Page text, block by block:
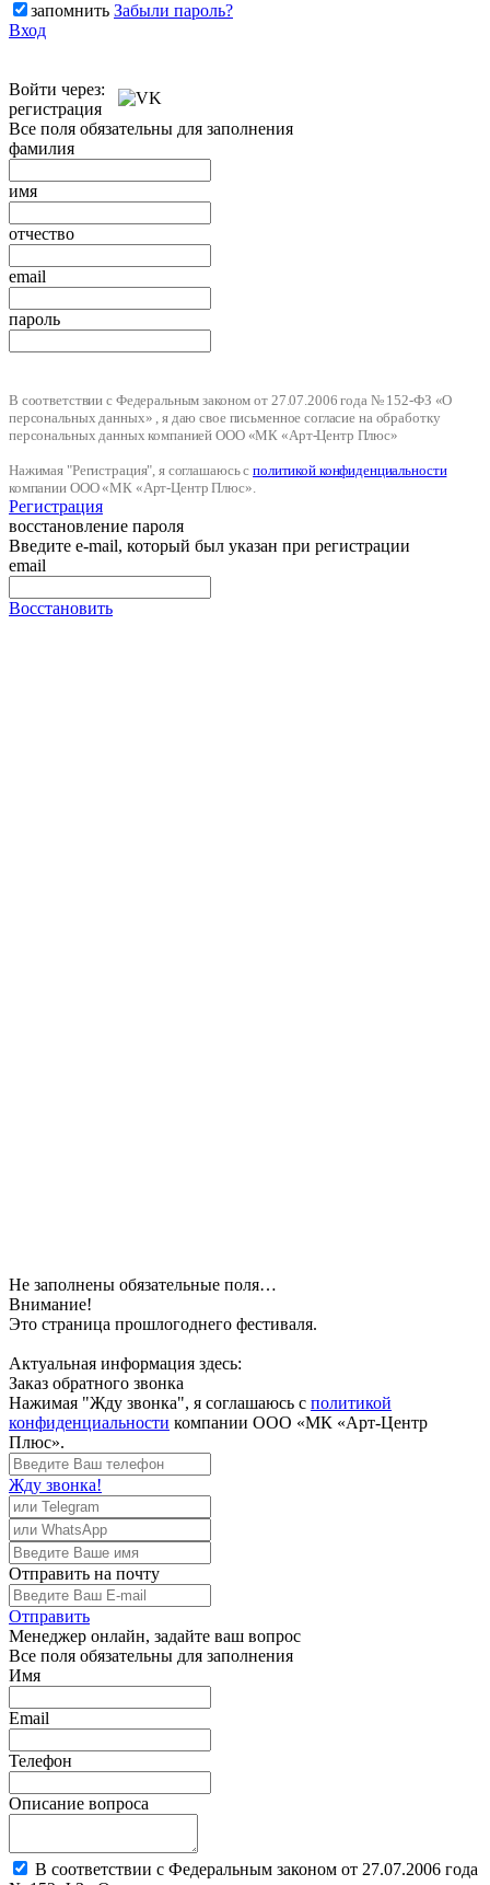
запомнить Забыли пароль?
Вход
Войти через:
регистрация
Все поля обязательны для заполнения
фамилия
имя
отчество
email
пароль
В соответствии с Федеральным законом от 27.07.2006 года № 152-ФЗ «О
персональных данных» , я даю свое письменное согласие на обработку
персональных данных компанией ООО «МК «Арт-Центр Плюс»
Нажимая "Регистрация", я соглашаюсь сполитикой конфиденциальности
компании ООО «МК «Арт-Центр Плюс».
Регистрация
восстановление пароля
Введите e-mail, который был указан при регистрации
email
Восстановить
Не заполнены обязательные поля…
Внимание!
Это страница прошлогоднего фестиваля.
Актуальная информация здесь:
Заказ обратного звонка
Нажимая "Жду звонка", я соглашаюсь с политикой
конфиденциальности компании ООО «МК «Арт-Центр
Плюс».
Жду звонка!
Отправить на почту
Отправить
Менеджер онлайн, задайте ваш вопрос
Все поля обязательны для заполнения
Имя
Email
Телефон
Описание вопроса
В соответствии с Федеральным законом от 27.07.2006 года